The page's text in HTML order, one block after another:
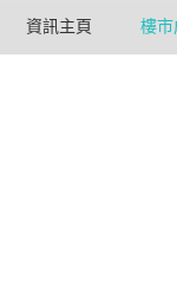
資訊主頁 樓市